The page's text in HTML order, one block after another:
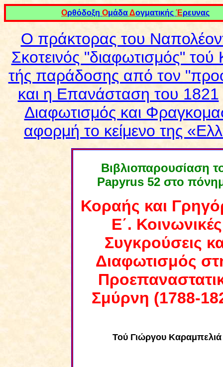
Ορθόδοξη ΟμάδαΔογματικής Έρευνας
Ο πράκτορας του
Σκοτεινός "διαφωτισμός"
τής παράδοσης από τον
και η Επανάσταση του 1821
Διαφωτισμός και
αφορμή το κείμενο της
Βιβλιοπαρουσίαση
Papyrus52στο
Κοραής και
Ε΄. Κοινωνικές
Συγκρούσεις
Διαφωτισμός
Σμύρνη (1788-
Τού Γιώργου Καραμπελιά